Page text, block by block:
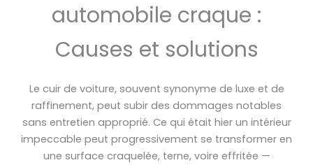
automobile craque :
Causes et solutions
Le cuir de voiture, souvent synonyme de luxe et de
raffinement, peut subir des dommages notables
sans entretien approprié. Ce qui était hier un intérieur
impeccable peut progressivement se transformer en
une surface craquelée, terne, voire effritée —